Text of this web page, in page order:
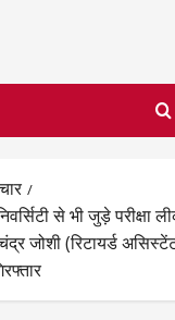
से भी जुड़े परीक्षा
जोशी (रिटायर्ड